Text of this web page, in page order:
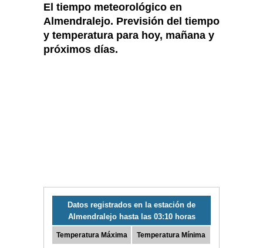
El tiempo meteorológico en
Almendralejo. Previsión del tiempo
y temperatura para hoy, mañana y
próximos días.
Datos registrados en la estación de
Almendralejo hasta las 03:10 horas
Temperatura Máxima Temperatura Mínima